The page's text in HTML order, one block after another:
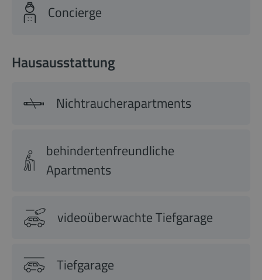
Concierge
Hausausstattung
Nichtraucherapartments
behindertenfreundliche
Apartments
videoüberwachte Tiefgarage
Tiefgarage